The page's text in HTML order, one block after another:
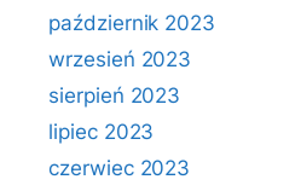
październik 2023
wrzesień 2023
sierpień 2023
lipiec 2023
czerwiec 2023